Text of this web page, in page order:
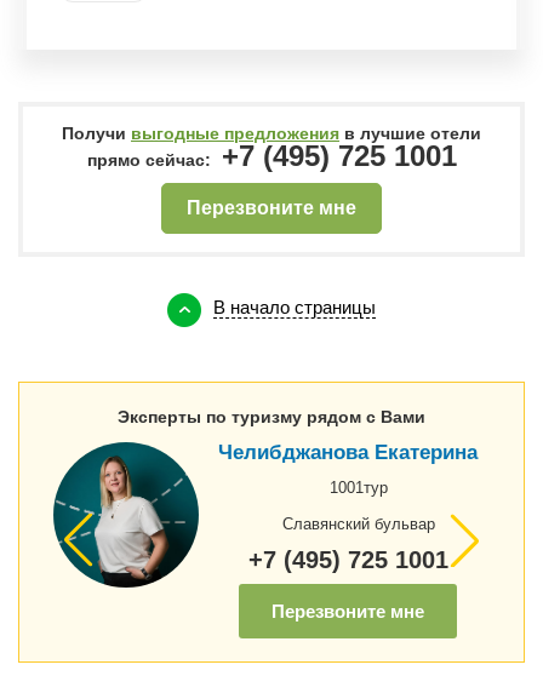
Получи выгодные предложения в лучшие отели
прямо сейчас:
+7 (495) 725 1001
Перезвоните мне
В начало страницы
Эксперты по туризму рядом с Вами
Челибджанова Екатерина
1001тур
Славянский бульвар
+7 (495) 725 1001
Перезвоните мне